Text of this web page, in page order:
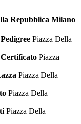
Repubblica Milano
Piazza Della
Piazza
Piazza Della
Piazza Della
Piazza Della